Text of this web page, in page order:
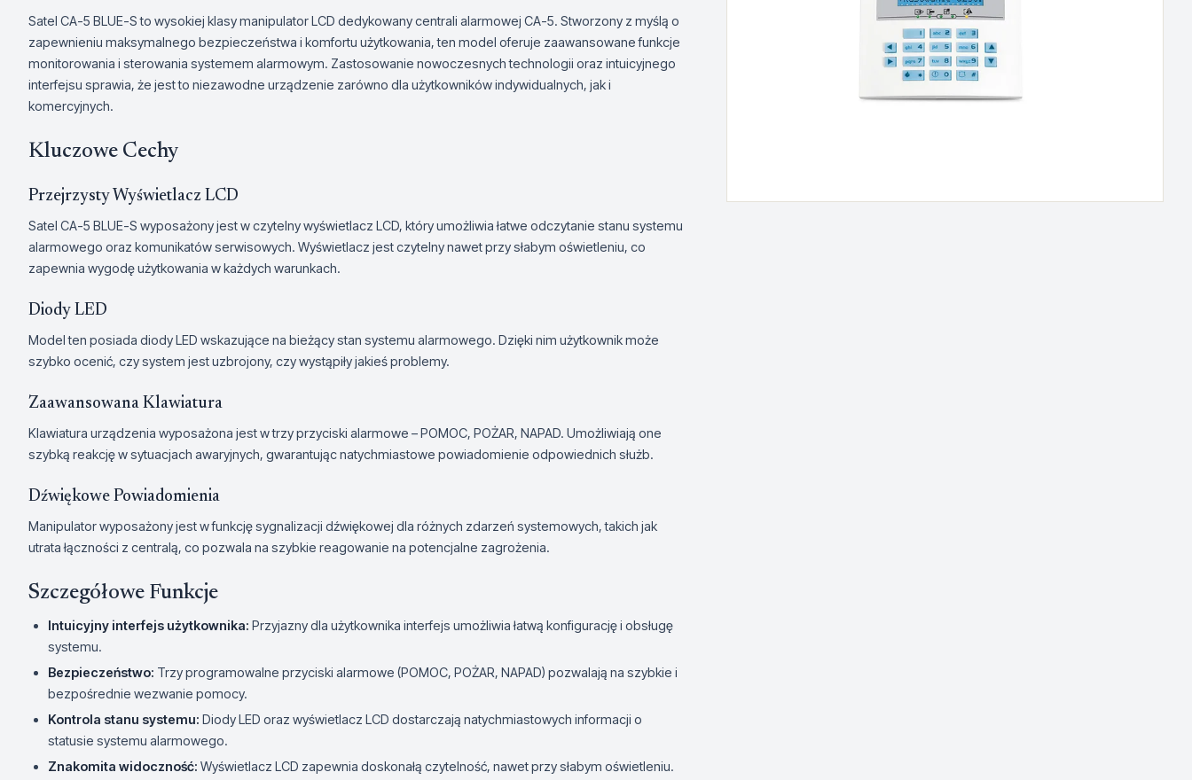
Satel CA-5 BLUE-S to wysokiej klasy manipulator LCD dedykowany centrali alarmowej CA-5. Stworzony z myślą o
zapewnieniu maksymalnego bezpieczeństwa i komfortu użytkowania, ten model oferuje zaawansowane funkcje
monitorowania i sterowania systemem alarmowym. Zastosowanie nowoczesnych technologii oraz intuicyjnego
interfejsu sprawia, że jest to niezawodne urządzenie zarówno dla użytkowników indywidualnych, jak i
komercyjnych.
Kluczowe Cechy
Przejrzysty Wyświetlacz LCD
Satel CA-5 BLUE-S wyposażony jest w czytelny wyświetlacz LCD, który umożliwia łatwe odczytanie stanu systemu
alarmowego oraz komunikatów serwisowych. Wyświetlacz jest czytelny nawet przy słabym oświetleniu, co
zapewnia wygodę użytkowania w każdych warunkach.
Diody LED
Model ten posiada diody LED wskazujące na bieżący stan systemu alarmowego. Dzięki nim użytkownik może
szybko ocenić, czy system jest uzbrojony, czy wystąpiły jakieś problemy.
Zaawansowana Klawiatura
Klawiatura urządzenia wyposażona jest w trzy przyciski alarmowe – POMOC, POŻAR, NAPAD. Umożliwiają one
szybką reakcję w sytuacjach awaryjnych, gwarantując natychmiastowe powiadomienie odpowiednich służb.
Dźwiękowe Powiadomienia
Manipulator wyposażony jest w funkcję sygnalizacji dźwiękowej dla różnych zdarzeń systemowych, takich jak
utrata łączności z centralą, co pozwala na szybkie reagowanie na potencjalne zagrożenia.
Szczegółowe Funkcje
Intuicyjny interfejs użytkownika: Przyjazny dla użytkownika interfejs umożliwia łatwą konfigurację i obsługę
systemu.
Bezpieczeństwo: Trzy programowalne przyciski alarmowe (POMOC, POŻAR, NAPAD) pozwalają na szybkie i
bezpośrednie wezwanie pomocy.
Kontrola stanu systemu: Diody LED oraz wyświetlacz LCD dostarczają natychmiastowych informacji o
statusie systemu alarmowego.
Znakomita widoczność: Wyświetlacz LCD zapewnia doskonałą czytelność, nawet przy słabym oświetleniu.